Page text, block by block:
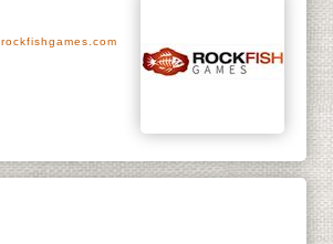
rockfishgames.com